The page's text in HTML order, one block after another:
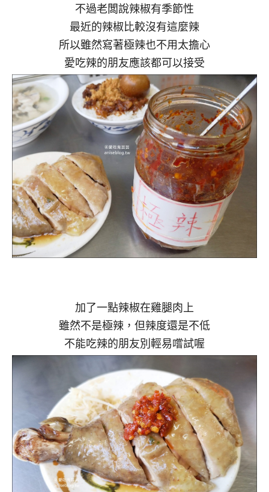
不過老闆說辣椒有季節性
最近的辣椒比較沒有這麼辣
所以雖然寫著極辣也不用太擔心
愛吃辣的朋友應該都可以接受
加了一點辣椒在雞腿肉上
雖然不是極辣，但辣度還是不低
不能吃辣的朋友別輕易嚐試喔